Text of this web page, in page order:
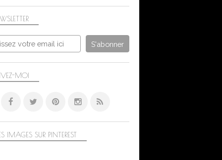
ARCHITECTURE
PAYSAGE URBAIN
BANCS
CANON EOS 750D
FLEURS
NATURE
MOI
IMAGES SUR PINTEREST